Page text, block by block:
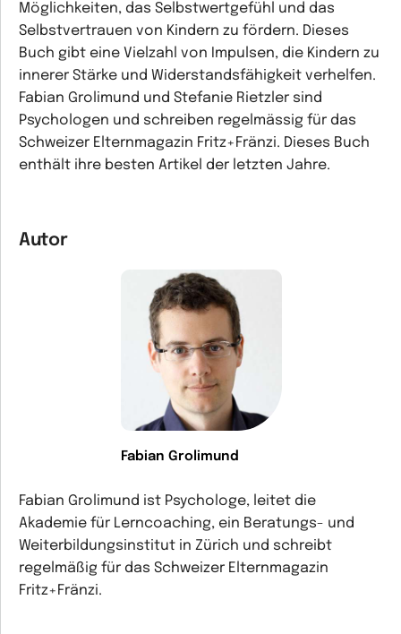
Möglichkeiten, das Selbstwertgefühl und das
Selbstvertrauen von Kindern zu fördern. Dieses
Buch gibt eine Vielzahl von Impulsen, die Kindern zu
innerer Stärke und Widerstandsfähigkeit verhelfen.
Fabian Grolimund und Stefanie Rietzler sind
Psychologen und schreiben regelmässig für das
Schweizer Elternmagazin Fritz+Fränzi. Dieses Buch
enthält ihre besten Artikel der letzten Jahre.
Autor
Fabian Grolimund
Fabian Grolimund ist Psychologe, leitet die
Akademie für Lerncoaching, ein Beratungs- und
Weiterbildungsinstitut in Zürich und schreibt
regelmäßig für das Schweizer Elternmagazin
Fritz+Fränzi.